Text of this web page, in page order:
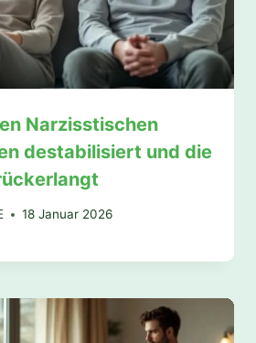
Narzisstischen
destabilisiert und die
18 Januar 2026